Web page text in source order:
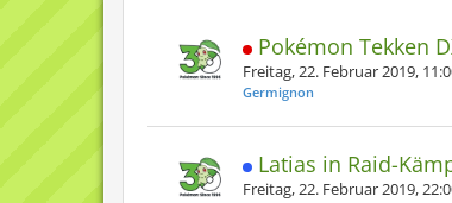
Pokémon Tekken
Freitag, 22. Februar 2019,
Germignon
Latias in Raid-
Freitag, 22. Februar 2019,